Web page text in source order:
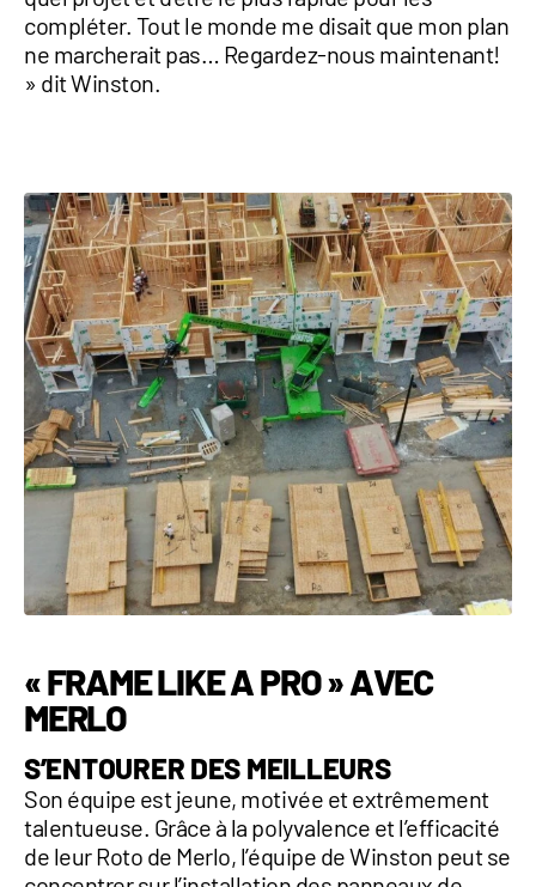
compléter. Tout le monde me disait que mon plan
ne marcherait pas… Regardez-nous maintenant!
» dit Winston.
« FRAME LIKE A PRO » AVEC
MERLO
S’ENTOURER DES MEILLEURS
Son équipe est jeune, motivée et extrêmement
talentueuse. Grâce à la polyvalence et l’efficacité
de leur Roto de Merlo, l’équipe de Winston peut se